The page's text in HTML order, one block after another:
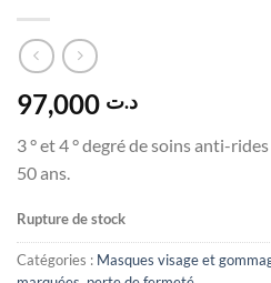
د.ت
3 ° et 4 ° degré de soins anti-
50 ans.
Rupture de stock
Catégories : Masques visage et